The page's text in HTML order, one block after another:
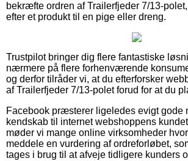
bekræfte ordren af Trailerfjeder 7/13-
efter et produkt til en pige eller dreng.
Trustpilot bringer dig flere fantastiske
nærmere på flere forhenværende
og derfor tilråder vi, at du efterforsker
af Trailerfjeder 7/13-polet forud for at du
Facebook præsterer ligeledes evigt gode
kendskab til internet webshoppens
møder vi mange online virksomheder
meddele en vurdering af ordreforløbet,
tages i brug til at afveje tidligere kunders